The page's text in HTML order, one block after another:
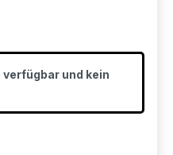
und kein